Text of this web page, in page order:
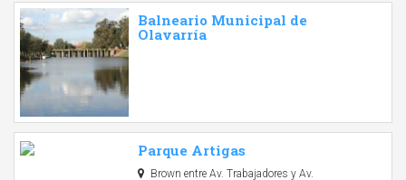
Balneario Municipal de
Olavarría
Parque Artigas
Brown entre Av. Trabajadores y Av.